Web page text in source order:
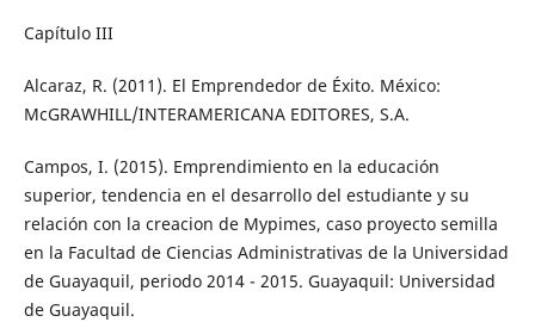
Capítulo III
Alcaraz, R. (2011). El Emprendedor de Éxito. México:
McGRAWHILL/INTERAMERICANA EDITORES, S.A.
Campos, I. (2015). Emprendimiento en la educación
superior, tendencia en el desarrollo del estudiante y su
relación con la creacion de Mypimes, caso proyecto semilla
en la Facultad de Ciencias Administrativas de la Universidad
de Guayaquil, periodo 2014 - 2015. Guayaquil: Universidad
de Guayaquil.